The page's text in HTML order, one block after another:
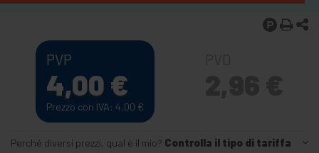
PVP
4,00 €
Prezzo con IVA: 4,00 €
Perché diversi prezzi, qual è il mio? Controlla il tipo di tariffa